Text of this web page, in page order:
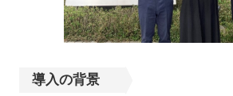
導入の背景